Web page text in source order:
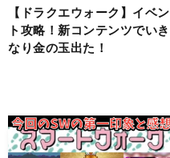
【ドラクエウォーク】イベン
ト攻略！新コンテンツでいき
なり金の玉出た！